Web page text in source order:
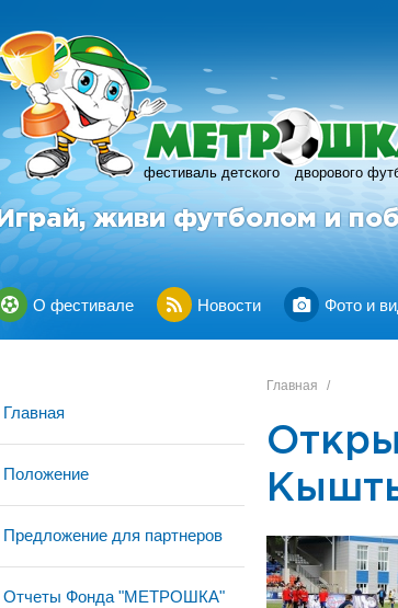
фестиваль детского дворового
Играй, живи футболом и
О фестивале Новости Фото и
Главная
Положение
Предложение для партнеров
Отчеты Фонда "МЕТРОШКА"
Главная /